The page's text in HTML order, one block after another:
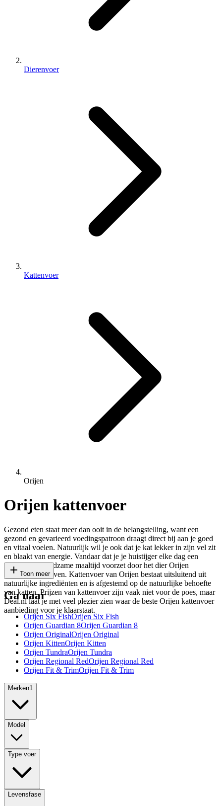
Dierenvoer
Kattenvoer
Orijen
Orijen kattenvoer
Gezond eten staat meer dan ooit in de belangstelling, want een
gezond en gevarieerd voedingspatroon draagt direct bij aan je goed
en vitaal voelen. Natuurlijk wil je ook dat je kat lekker in zijn vel zit
en blaakt van energie. Vandaar dat je je huistijger elke dag een
gezonde en voedzame maaltijd voorzet door het dier Orijen
kattenvoer te geven. Kattenvoer van Orijen bestaat uitsluitend uit
natuurlijke ingrediënten en is afgestemd op de natuurlijke behoefte
van katten. Prijzen van kattenvoer zijn vaak niet voor de poes, maar
Deal.nl laat je met veel plezier zien waar de beste Orijen kattenvoer
aanbieding voor je klaarstaat.
Toon meer
Ga naar
Orijen Six FishOrijen Six Fish
Orijen Guardian 8Orijen Guardian 8
Orijen OriginalOrijen Original
Orijen KittenOrijen Kitten
Orijen TundraOrijen Tundra
Orijen Regional RedOrijen Regional Red
Orijen Fit & TrimOrijen Fit & Trim
Merken1
Model
Type voer
Levensfase